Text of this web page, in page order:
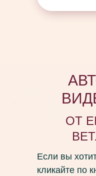
ОТ
Если вы
кликайте по